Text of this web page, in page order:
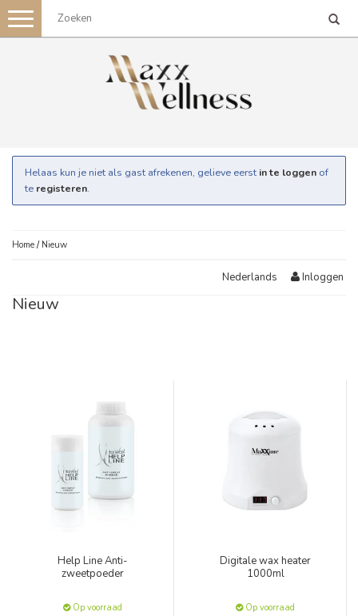
Toggle
navigation
Helaas kun je niet als gast afrekenen, gelieve eerst in te loggen of
te registeren.
Home / Nieuw
Nederlands Inloggen
Nieuw
Help Line Anti-
zweetpoeder
Op voorraad
Digitale wax heater
1000ml
Op voorraad